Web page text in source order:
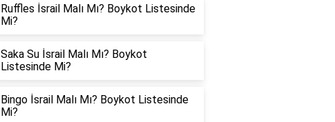
Ruffles İsrail Malı Mı? Boykot Listesinde
Mi?
Saka Su İsrail Malı Mı? Boykot
Listesinde Mi?
Bingo İsrail Malı Mı? Boykot Listesinde
Mi?